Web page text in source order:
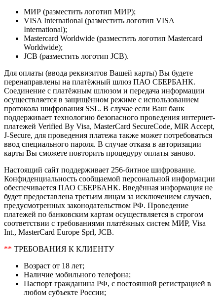
МИР (разместить логотип МИР);
VISA International (разместить логотип VISA
International);
Mastercard Worldwide (разместить логотип Mastercard
Worldwide);
JCB (разместить логотип JCB).
Для оплаты (ввода реквизитов Вашей карты) Вы будете
перенаправлены на платёжный шлюз ПАО СБЕРБАНК.
Соединение с платёжным шлюзом и передача информации
осуществляется в защищённом режиме с использованием
протокола шифрования SSL. В случае если Ваш банк
поддерживает технологию безопасного проведения интернет-
платежей Verified By Visa, MasterCard SecureCode, MIR Accept,
J-Secure, для проведения платежа также может потребоваться
ввод специального пароля. В случае отказа в авторизации
карты Вы сможете повторить процедуру оплаты заново.
Настоящий сайт поддерживает 256-битное шифрование.
Конфиденциальность сообщаемой персональной информации
обеспечивается ПАО СБЕРБАНК. Введённая информация не
будет предоставлена третьим лицам за исключением случаев,
предусмотренных законодательством РФ. Проведение
платежей по банковским картам осуществляется в строгом
соответствии с требованиями платёжных систем МИР, Visa
Int., MasterCard Europe Sprl, JCB.
** ТРЕБОВАНИЯ К КЛИЕНТУ
Возраст от 18 лет;
Наличие мобильного телефона;
Паспорт гражданина РФ, с постоянной регистрацией в
любом субъекте России;